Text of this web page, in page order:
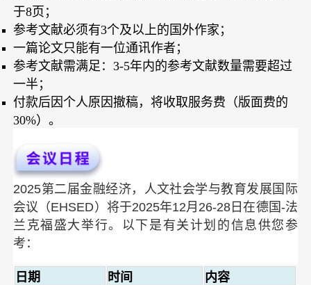
于8页；
参考文献必须有3个及以上的国外作家；
一篇论文只能有一位通讯作者；
参考文献需满足：3-5年内的参考文献数量需要超过
一半；
付款后因个人原因撤稿，将收取服务费（版面费的
30%）。
2025第二届金融经济，人文社会学与教育发展国际
会议（EHSED）将于2025年12月26-28日在德国-法
兰克福盛大举行。以下是有关计划的信息供您参
考：
日期 时间
内容